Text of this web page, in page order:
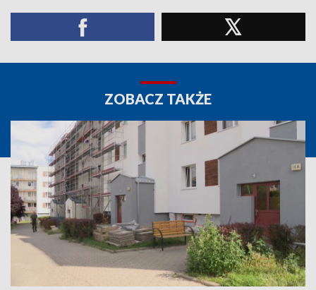
ZOBACZ TAKŻE